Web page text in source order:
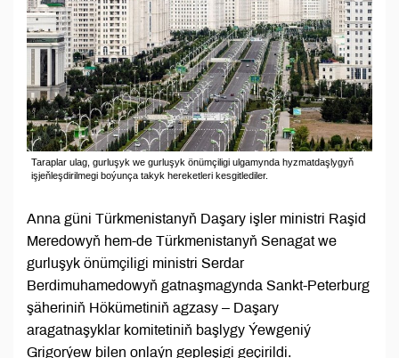
Taraplar ulag, gurluşyk we gurluşyk önümçiligi ulgamynda hyzmatdaşlygyň
işjeňleşdirilmegi boýunça takyk hereketleri kesgitlediler.
Anna güni Türkmenistanyň Daşary işler ministri Raşid
Meredowyň hem-de Türkmenistanyň Senagat we
gurluşyk önümçiligi ministri Serdar
Berdimuhamedowyň gatnaşmagynda Sankt-Peterburg
şäheriniň Hökümetiniň agzasy – Daşary
aragatnaşyklar komitetiniň başlygy Ýewgeniý
Grigorýew bilen onlaýn gepleşigi geçirildi.